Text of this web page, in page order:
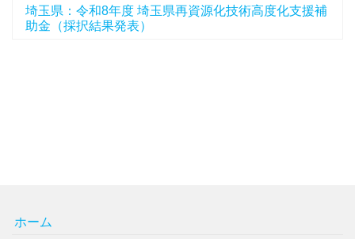
埼玉県：令和8年度 埼玉県再資源化技術高度化支援補
助金（採択結果発表）
ホーム